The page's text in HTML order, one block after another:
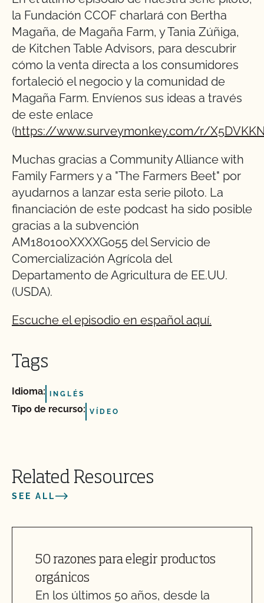
la Fundación CCOF charlará con Bertha
Magaña, de Magaña Farm, y Tania Zúñiga,
de Kitchen Table Advisors, para descubrir
cómo la venta directa a los consumidores
fortaleció el negocio y la comunidad de
Magaña Farm. Envíenos sus ideas a través
de este enlace
(https://www.surveymonkey.com/r/
Muchas gracias a Community Alliance with
Family Farmers y a "The Farmers Beet" por
ayudarnos a lanzar esta serie piloto. La
financiación de este podcast ha sido posible
gracias a la subvención
AM180100XXXXG055 del Servicio de
Comercialización Agrícola del
Departamento de Agricultura de EE.UU.
(USDA).
Escuche el episodio en español aquí.
Tags
Idioma: INGLÉS
Tipo de recurso: VÍDEO
Related Resources
SEE ALL
50 razones para elegir productos
orgánicos
En los últimos 50 años, desde la